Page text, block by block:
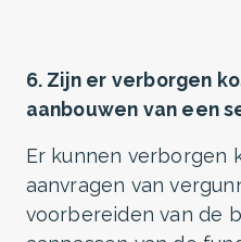
6. Zijn er verborgen
aanbouwen van een
Er kunnen verborgen
aanvragen van
voorbereiden van de